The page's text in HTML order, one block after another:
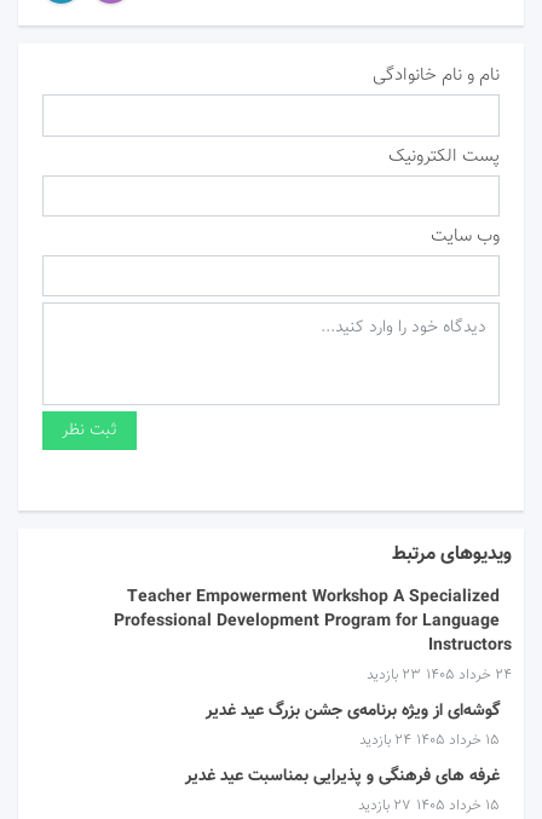
نام و نام خانوادگی
پست الکترونیک
وب سایت
ویدیوهای مرتبط
Teacher Empowerment Workshop A Specialized
Professional Development Program for Language
Instructors
۲۴ خرداد ۱۴۰۵ 23 بازدید
گوشه‌ای از ویژه برنامه‌ی جشن بزرگ عید غدیر
۱۵ خرداد ۱۴۰۵ 24 بازدید
غرفه های فرهنگی و پذیرایی بمناسبت عید غدیر
۱۵ خرداد ۱۴۰۵ 27 بازدید